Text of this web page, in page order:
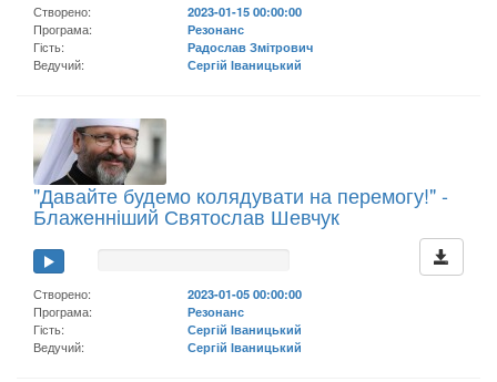
Створено:
2023-01-15 00:00:00
Програма:
Резонанс
Гість:
Радослав Змітрович
Ведучий:
Сергій Іваницький
"Давайте будемо колядувати на перемогу!" -
Блаженніший Святослав Шевчук
Створено:
2023-01-05 00:00:00
Програма:
Резонанс
Гість:
Сергій Іваницький
Ведучий:
Сергій Іваницький